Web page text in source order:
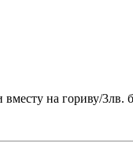
на гориву/3лв.